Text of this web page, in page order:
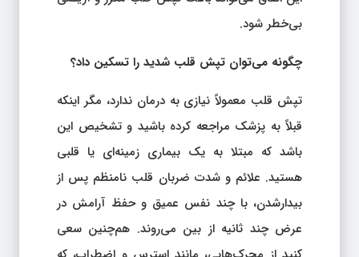
بی‌خطر شود.
چگونه می‌توان تپش قلب شدید را تسکین داد؟
تپش قلب معمولاً نیازی به درمان ندارد، مگر اینکه
قبلاً به پزشک مراجعه کرده باشید و تشخیص این
باشد که مبتلا به یک بیماری زمینه‌ای یا قلبی
هستید. علائم و شدت ضربان قلب نامنظم پس از
بیدارشدن، با چند نفس عمیق و حفظ آرامش در
عرض چند ثانیه از بین می‌روند. هم‌چنین سعی